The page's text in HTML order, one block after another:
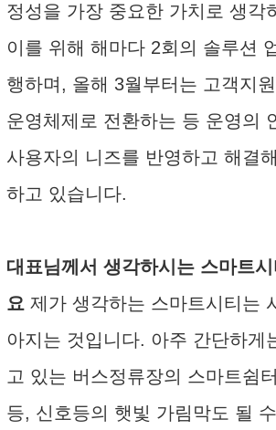
정성을 가장 중요한 가치로 생각
이를 위해 해마다 2회의 솔루션
행하며, 올해 3월부터는 고객지
운영체제로 전환하는 등 운영의
사용자의 니즈를 반영하고 해결
하고 있습니다.
대표님께서 생각하시는 스마트
요 제가 생각하는 스마트시티는
아지는 것입니다. 아주 간단하게
고 있는 버스정류장의 스마트쉼
등, 신호등의 햇빛 가림막도 될